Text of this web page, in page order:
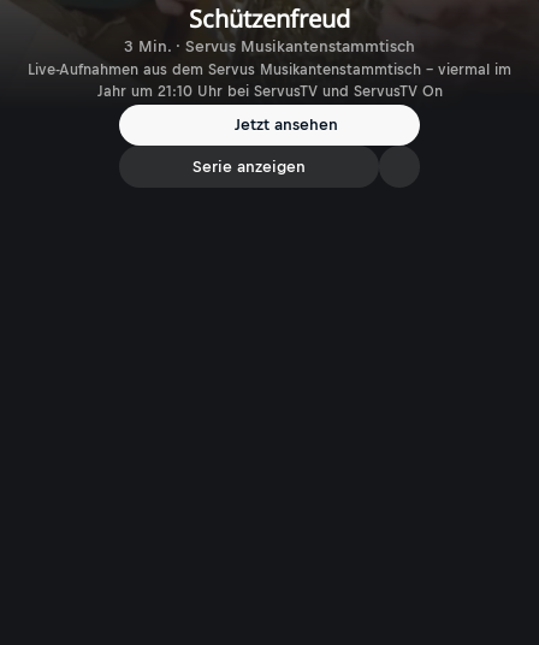
Schützenfreud
3 Min. · Servus Musikantenstammtisch
Live-Aufnahmen aus dem Servus Musikantenstammtisch – viermal im
Jahr um 21:10 Uhr bei ServusTV und ServusTV On
Jetzt ansehen
Serie anzeigen